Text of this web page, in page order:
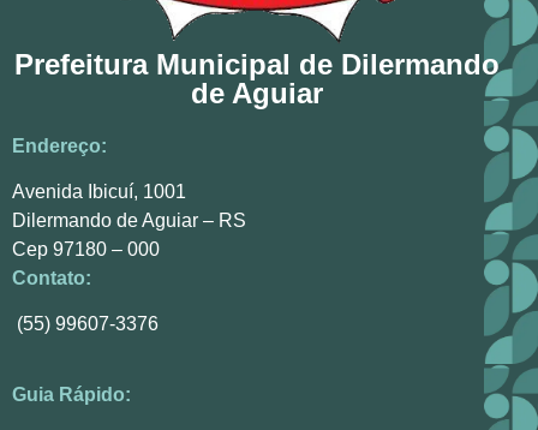
Prefeitura Municipal de Dilermando
de Aguiar
Endereço:
Avenida Ibicuí, 1001
Dilermando de Aguiar – RS
Cep 97180 – 000
Contato:
(55) 99607-3376
Guia Rápido: